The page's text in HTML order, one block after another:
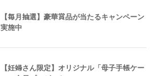
【毎月抽選】豪華賞品が当たるキャンペーン
実施中
【妊婦さん限定】オリジナル「母子手帳ケー